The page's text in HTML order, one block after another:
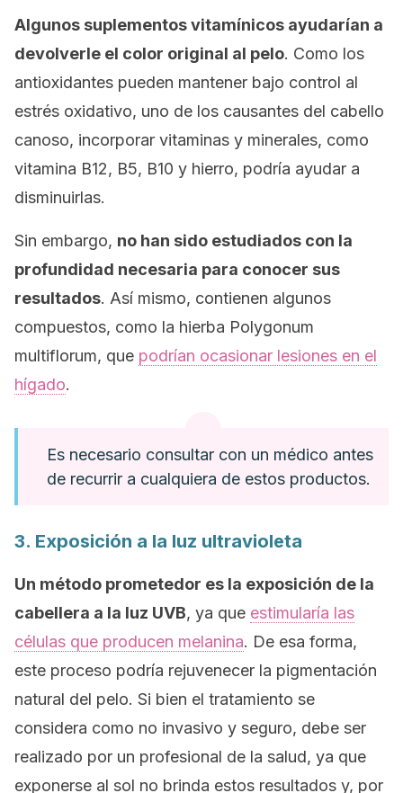
Algunos suplementos vitamínicos ayudarían a
devolverle el color original al pelo. Como los
antioxidantes pueden mantener bajo control al
estrés oxidativo, uno de los causantes del cabello
canoso, incorporar vitaminas y minerales, como
vitamina B12, B5, B10 y hierro, podría ayudar a
disminuirlas.
Sin embargo, no han sido estudiados con la
profundidad necesaria para conocer sus
resultados. Así mismo, contienen algunos
compuestos, como la hierba Polygonum
multiflorum, que podrían ocasionar lesiones en el
hígado.
Es necesario consultar con un médico antes
de recurrir a cualquiera de estos productos.
3. Exposición a la luz ultravioleta
Un método prometedor es la exposición de la
cabellera a la luz UVB, ya que estimularía las
células que producen melanina. De esa forma,
este proceso podría rejuvenecer la pigmentación
natural del pelo. Si bien el tratamiento se
considera como no invasivo y seguro, debe ser
realizado por un profesional de la salud, ya que
exponerse al sol no brinda estos resultados y, por